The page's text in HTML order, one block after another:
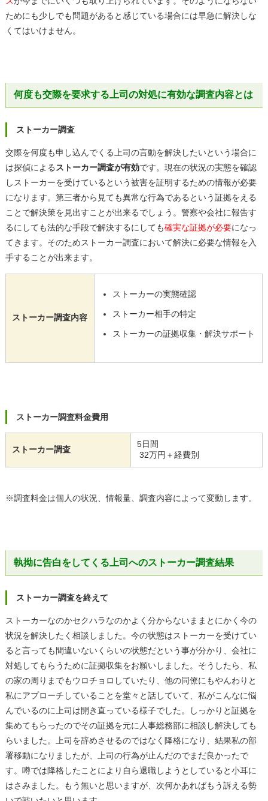
ためにも少しでも問題があると感じている場合には早急に解決しな
くてはいけません。
何度も交際を要求する上司の対処に有効な調査内容とは
ストーカー調査
交際を何度も申し込んでくる上司の言動を解決したいという場合に
は探偵によるストーカー調査が有効です。現在の状況の実態を確認
しストーカーを受けているという被害を証明するための情報が必要
になります。第三者から見ても異常な行為であるという証拠をえる
ことで解決策を見出すことが出来るでしょう。警察や会社に報告す
るにしても法的な手段で解決するにしても確実な証拠が必要になっ
てきます。そのためストーカー調査において解決に必要な情報を入
手することが出来ます。
ストーカー調査内容
ストーカーの実態確認
ストーカー相手の特定
ストーカーの証拠収集・解決サポート
ストーカー調査料金費用
ストーカー調査
5日間
32万円＋経費別
※調査料金は個人の状況、情報量、調査内容によって変動します。
執拗に告白をしてくる上司へのストーカー調査結果
ストーカー調査を終えて
ストーカーなのかセクハラなのかよく分からないままとにかく今の
状況を解決したく相談しました。今の状態はストーカーを受けてい
ると言っても間違いないくらいの状態だという事が分かり、会社に
対処してもらうために証拠収集をお願いしました。そうしたら、私
の家の周りまでもウロチョロしていたり、他の同僚にもやんわりと
私にアプローチしていることを堂々と話していて、私がこんなに悩
んでいるのに上司は開き直っている様子でした。しっかりと証拠を
集めてもらったのでその証拠を元に人事総務部に相談し解決しても
らいました。上司を辞めさせるのではなく降格になり、結果私の部
署移動になりましたが、上司の行為が止んだのでまだ良かったで
す。噂では降格したことにより自ら退職しようとしていると小耳に
はさみました。もう無いと思いますが、次何かあればもう訴える勢